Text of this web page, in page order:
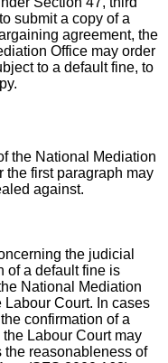
submit a copy of a
agreement, the
Office may order
to a default fine, to
the National Mediation
the first paragraph may
against.
the judicial
of a default fine is
National Mediation
Labour Court. In cases
confirmation of a
Labour Court may
the reasonableness of